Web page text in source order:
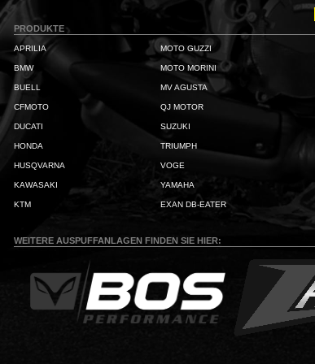
PRODUKTE
APRILIA
BMW
BUELL
CFMOTO
DUCATI
HONDA
HUSQVARNA
KAWASAKI
KTM
MOTO GUZZI
MOTO MORINI
MV AGUSTA
QJ MOTOR
SUZUKI
TRIUMPH
VOGE
YAMAHA
EXAN DB-EATER
WEITERE AUSPUFFANLAGEN FINDEN SIE HIER: